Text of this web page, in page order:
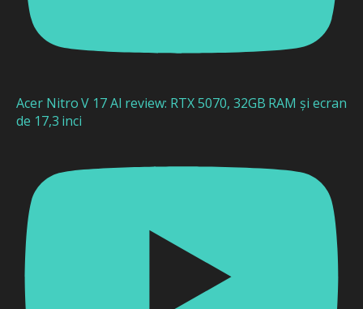
Acer Nitro V 17 AI review: RTX 5070, 32GB RAM și ecran
de 17,3 inci